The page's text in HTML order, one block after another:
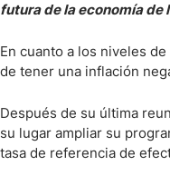
futura de la economía de
En cuanto a los niveles
de tener una inflación
Después de su última
su lugar ampliar su
tasa de referencia de